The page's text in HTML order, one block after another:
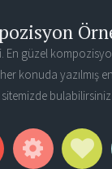
En güzel
konuda yazılmış
sitemizde bulabilirsiniz.